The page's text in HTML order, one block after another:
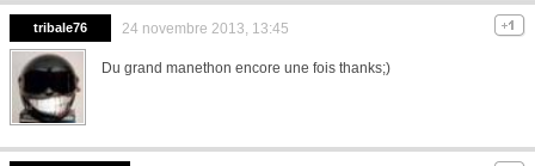
tribale76 24 novembre 2013, 13:45
Du grand manethon encore une fois thanks;)